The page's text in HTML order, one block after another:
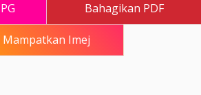
Bahagikan PDF
Mampatkan Imej